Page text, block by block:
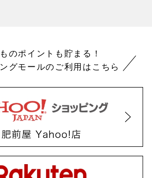
のポイントも貯まる！
グモールのご利用はこちら